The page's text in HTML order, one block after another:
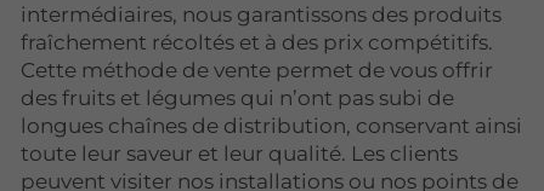
intermédiaires, nous garantissons des produits
fraîchement récoltés et à des prix compétitifs.
Cette méthode de vente permet de vous offrir
des fruits et légumes qui n’ont pas subi de
longues chaînes de distribution, conservant ainsi
toute leur saveur et leur qualité. Les clients
peuvent visiter nos installations ou nos points de